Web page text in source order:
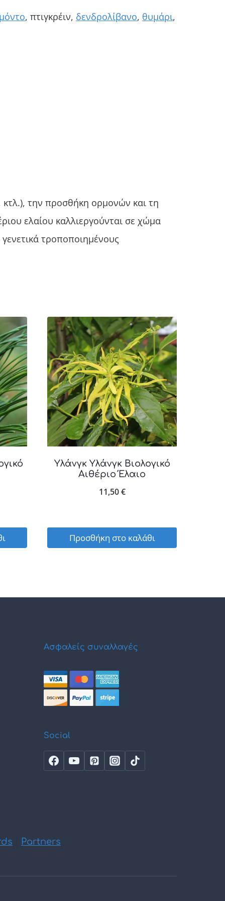
, πτιγκρέιν, δενδρολίβανο, θυμάρι,
κτλ.), την προσθήκη ορμονών και τη
ελαίου καλλιεργούνται σε χώμα
τροποποιημένους
Υλάνγκ Υλάνγκ Βιολογικό
Αιθέριο Έλαιο
11,50€
Προσθήκη στο καλάθι
Ασφαλείς συναλλαγές
Social
Partners